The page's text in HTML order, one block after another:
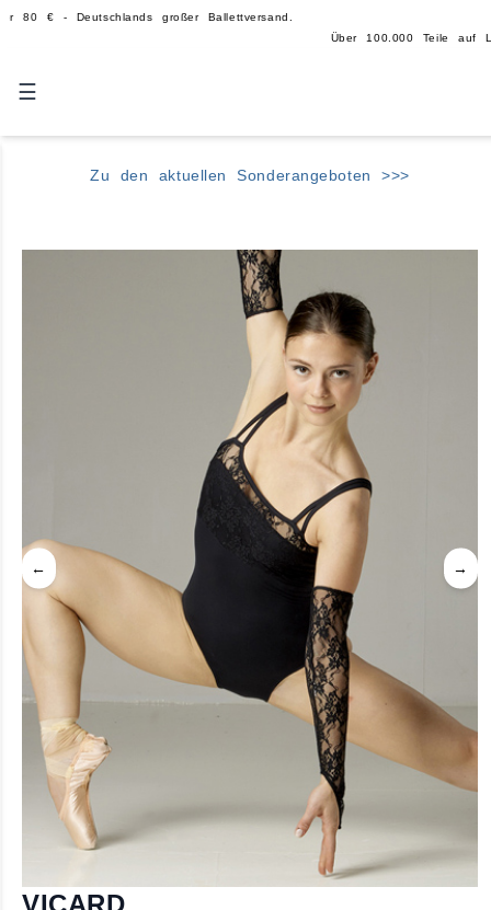
großer Ballettversand.
Über 100.000 Teile auf Lager - echte,
☰
Zu den aktuellen Sonderangeboten >>>
← →